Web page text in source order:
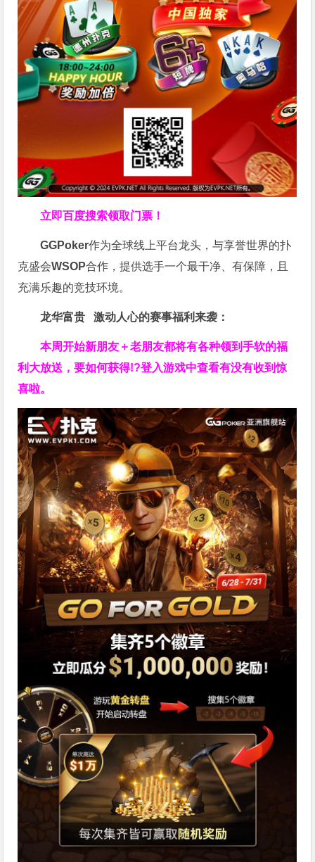
立即百度搜索领取门票！
GGPoker作为全球线上平台龙头，与享誉世界的扑
克盛会WSOP合作，提供选手一个最干净、有保障，且
充满乐趣的竞技环境。
龙华富贵 激动人心的赛事福利来袭：
本周开始新朋友＋老朋友都将有各种领到手软的福
利大放送，要如何获得!?登入游戏中查看有没有收到惊
喜啦。